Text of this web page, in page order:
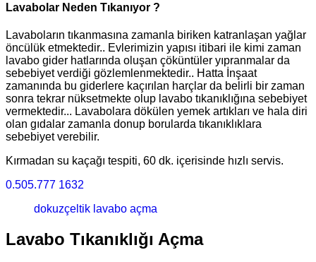
Lavabolar Neden Tıkanıyor ?
Lavaboların tıkanmasına zamanla biriken katranlaşan yağlar
öncülük etmektedir.. Evlerimizin yapısı itibari ile kimi zaman
lavabo gider hatlarında oluşan çöküntüler yıpranmalar da
sebebiyet verdiği gözlemlenmektedir.. Hatta İnşaat
zamanında bu giderlere kaçırılan harçlar da belirli bir zaman
sonra tekrar nüksetmekte olup lavabo tıkanıklığına sebebiyet
vermektedir... Lavabolara dökülen yemek artıkları ve hala diri
olan gıdalar zamanla donup borularda tıkanıklıklara
sebebiyet verebilir.
Kırmadan su kaçağı tespiti, 60 dk. içerisinde hızlı servis.
0.505.777 1632
dokuzçeltik lavabo açma
Lavabo Tıkanıklığı Açma